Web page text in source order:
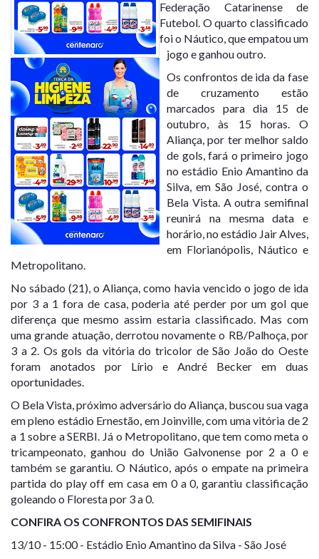
Federação Catarinense de
Futebol. O quarto classificado
foi o Náutico, que empatou um
jogo e ganhou outro.
Os confrontos de ida da fase
de cruzamento estão
marcados para dia 15 de
outubro, às 15 horas. O
Aliança, por ter melhor saldo
de gols, fará o primeiro jogo
no estádio Enio Amantino da
Silva, em São José, contra o
Bela Vista. A outra semifinal
reunirá na mesma data e
horário, no estádio Jair Alves,
em Florianópolis, Náutico e
Metropolitano.
No sábado (21), o Aliança, como havia vencido o jogo de ida
por 3 a 1 fora de casa, poderia até perder por um gol que
diferença que mesmo assim estaria classificado. Mas com
uma grande atuação, derrotou novamente o RB/Palhoça, por
3 a 2. Os gols da vitória do tricolor de São João do Oeste
foram anotados por Lírio e André Becker em duas
oportunidades.
O Bela Vista, próximo adversário do Aliança, buscou sua vaga
em pleno estádio Ernestão, em Joinville, com uma vitória de 2
a 1 sobre a SERBI. Já o Metropolitano, que tem como meta o
tricampeonato, ganhou do União Galvonense por 2 a 0 e
também se garantiu. O Náutico, após o empate na primeira
partida do play off em casa em 0 a 0, garantiu classificação
goleando o Floresta por 3 a 0.
CONFIRA OS CONFRONTOS DAS SEMIFINAIS
13/10 - 15:00 - Estádio Enio Amantino da Silva - São José